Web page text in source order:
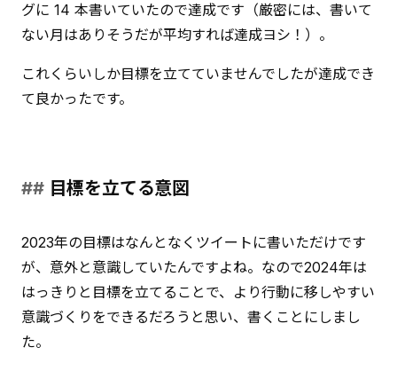
グに 14 本書いていたので達成です（厳密には、書いて
ない月はありそうだが平均すれば達成ヨシ！）。
これくらいしか目標を立てていませんでしたが達成でき
て良かったです。
目標を立てる意図
2023年の目標はなんとなくツイートに書いただけです
が、意外と意識していたんですよね。なので2024年は
はっきりと目標を立てることで、より行動に移しやすい
意識づくりをできるだろうと思い、書くことにしまし
た。